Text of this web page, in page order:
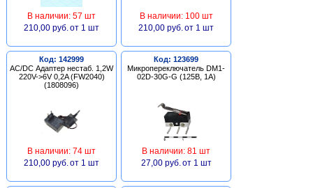
В наличии: 57 шт
210,00 руб. от 1 шт
В наличии: 100 шт
210,00 руб. от 1 шт
Код: 142999
AC/DC Адаптер нестаб. 1,2W
220V->6V 0,2A (FW2040)
(1808096)
В наличии: 74 шт
210,00 руб. от 1 шт
Код: 123699
Микропереключатель DM1-
02D-30G-G (125В, 1А)
В наличии: 81 шт
27,00 руб. от 1 шт